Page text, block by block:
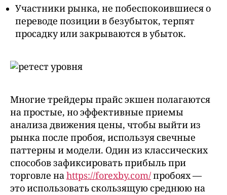
Участники рынка, не побеспокоившиеся о
переводе позиции в безубыток, терпят
просадку или закрываются в убыток.
Многие трейдеры прайс экшен полагаются
на простые, но эффективные приемы
анализа движения цены, чтобы выйти из
рынка после пробоя, используя свечные
паттерны и модели. Один из классических
способов зафиксировать прибыль при
торговле наhttps://forexby.com/пробоях —
это использовать скользящую среднюю на